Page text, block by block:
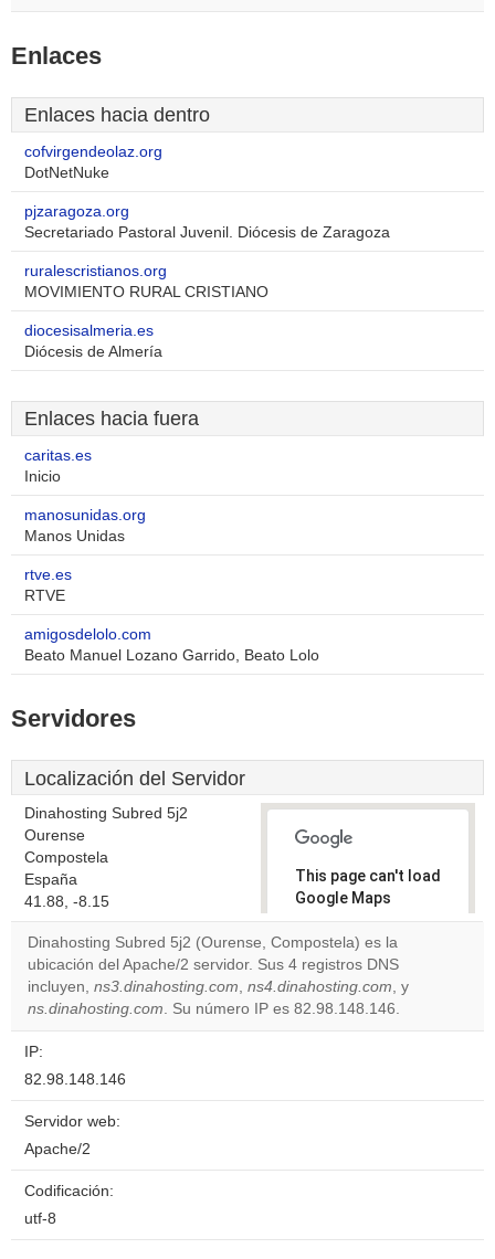
Enlaces
Enlaces hacia dentro
cofvirgendeolaz.org
DotNetNuke
pjzaragoza.org
Secretariado Pastoral Juvenil. Diócesis de Zaragoza
ruralescristianos.org
MOVIMIENTO RURAL CRISTIANO
diocesisalmeria.es
Diócesis de Almería
Enlaces hacia fuera
caritas.es
Inicio
manosunidas.org
Manos Unidas
rtve.es
RTVE
amigosdelolo.com
Beato Manuel Lozano Garrido, Beato Lolo
Servidores
Localización del Servidor
Dinahosting Subred 5j2
Ourense
Compostela
España
41.88, -8.15
This page can't load
Google Maps
correctly.
Do you
own this
website?
Dinahosting Subred 5j2 (Ourense, Compostela) es la
ubicación del Apache/2 servidor. Sus 4 registros DNS
incluyen, ns3.dinahosting.com, ns4.dinahosting.com, y
ns.dinahosting.com. Su número IP es 82.98.148.146.
IP:
82.98.148.146
Servidor web:
Apache/2
Codificación:
utf-8